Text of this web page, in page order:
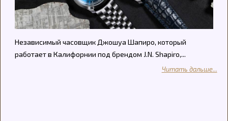
Независимый часовщик Джошуа Шапиро, который
работает в Калифорнии под брендом J.N. Shapiro,...
Читать дальше...